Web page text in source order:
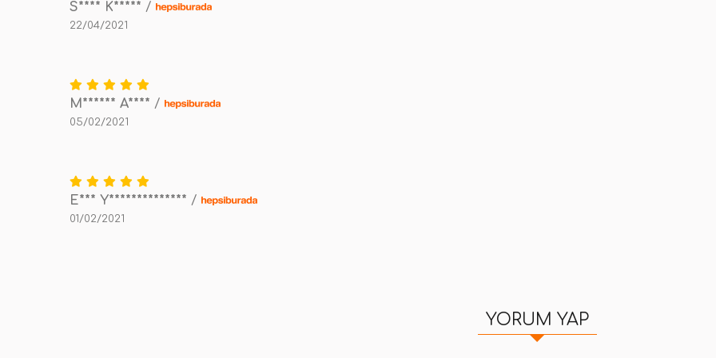
S**** K***** /
22/04/2021
M****** A**** /
05/02/2021
E*** Y************** /
01/02/2021
YORUM YAP